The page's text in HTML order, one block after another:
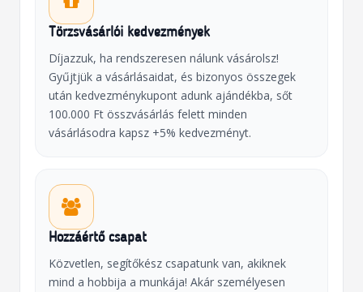
Törzsvásárlói kedvezmények
Díjazzuk, ha rendszeresen nálunk vásárolsz!
Gyűjtjük a vásárlásaidat, és bizonyos összegek
után kedvezménykupont adunk ajándékba, sőt
100.000 Ft összvásárlás felett minden
vásárlásodra kapsz +5% kedvezményt.
Hozzáértő csapat
Közvetlen, segítőkész csapatunk van, akiknek
mind a hobbija a munkája! Akár személyesen